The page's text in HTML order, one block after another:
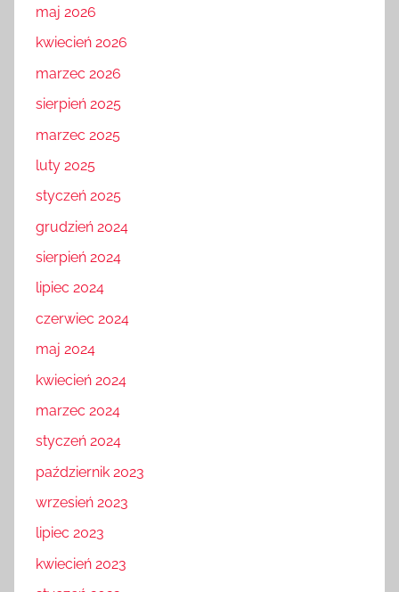
maj 2026
kwiecień 2026
marzec 2026
sierpień 2025
marzec 2025
luty 2025
styczeń 2025
grudzień 2024
sierpień 2024
lipiec 2024
czerwiec 2024
maj 2024
kwiecień 2024
marzec 2024
styczeń 2024
październik 2023
wrzesień 2023
lipiec 2023
kwiecień 2023